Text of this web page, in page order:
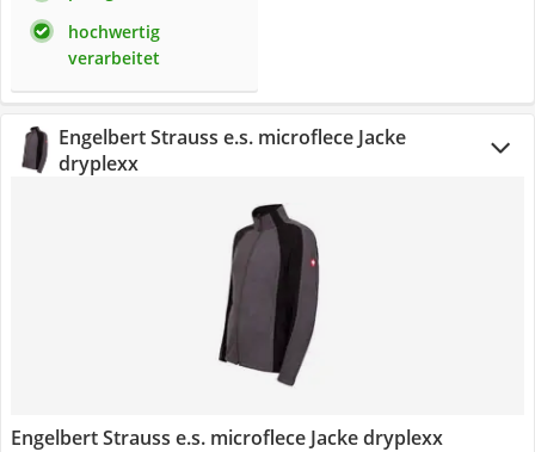
hochwertig
verarbeitet
Engelbert Strauss e.s. microflece Jacke
dryplexx
Engelbert Strauss e.s. microflece Jacke dryplexx